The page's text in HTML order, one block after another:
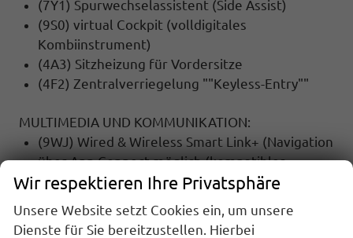
(7Y1) Spurwechselassistent (Side Assist)
(9S0) virtual Cockpit (volldigitales
Kombiinstrument)
(4A3) Sitzheizung für Vordersitze
(4F2) Zentralverriegelung ""Keyless-Entry""
MULTIMEDIA UND KOMMUNIKATION:
(9WJ) Wired & Wireless Smart Link+ (Navigation
über App Connect möglich (kompatibles
Smartphone erforderlich))
(9ZV) Komfort Telefonie, BT, Kopplebox
Wir respektieren Ihre Privatsphäre
Unsere Website setzt Cookies ein, um unsere
Dienste für Sie bereitzustellen. Hierbei